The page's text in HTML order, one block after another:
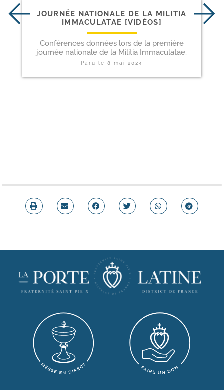
JOURNÉE NATIONALE DE LA MILITIA
IMMACULATAE [VIDÉOS]
Conférences données lors de la première
journée nationale de la Militia Immaculatae.
Paru le 8 mai 2024